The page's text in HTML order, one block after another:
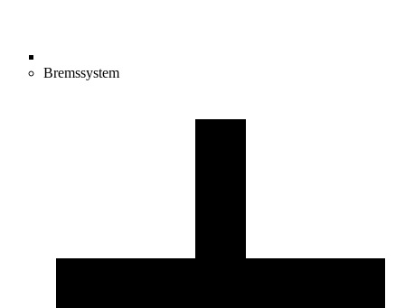
Bremssystem